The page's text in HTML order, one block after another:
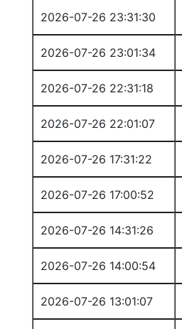
2026-07-26 23:31:30
2026-07-26 23:01:34
2026-07-26 22:31:18
2026-07-26 22:01:07
2026-07-26 17:31:22
2026-07-26 17:00:52
2026-07-26 14:31:26
2026-07-26 14:00:54
2026-07-26 13:01:07